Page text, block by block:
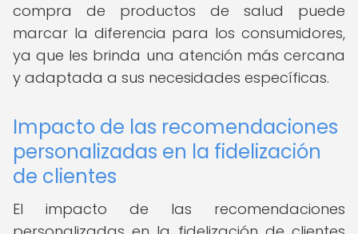
compra de productos de salud puede
marcar la diferencia para los consumidores,
ya que les brinda una atención más cercana
y adaptada a sus necesidades específicas.
Impacto de las recomendaciones
personalizadas en la fidelización
de clientes
El impacto de las recomendaciones